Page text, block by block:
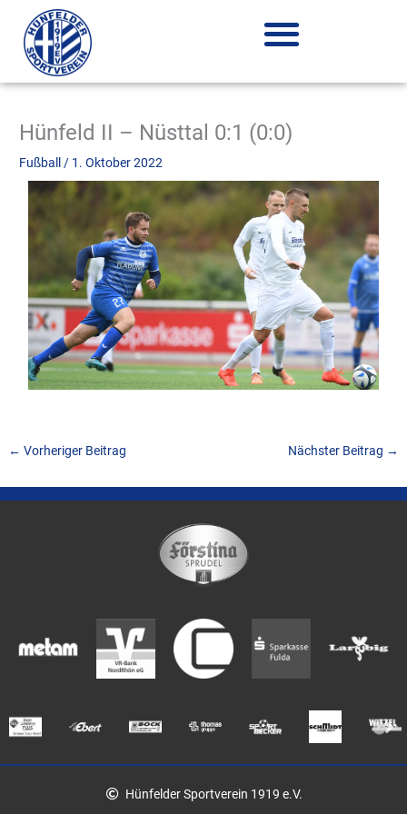
Inhalt
springen
Hünfeld II – Nüsttal 0:1 (0:0)
Fußball / 1. Oktober 2022
← Vorheriger Beitrag Nächster Beitrag →
Hünfelder Sportverein 1919 e.V.